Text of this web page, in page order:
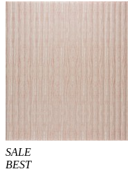
Самоклеюча
SALE
BEST